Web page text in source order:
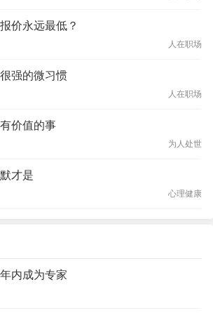
价永远最低？
人在职场
强的微习惯
人在职场
价值的事
为人处世
才是
心理健康
内成为专家